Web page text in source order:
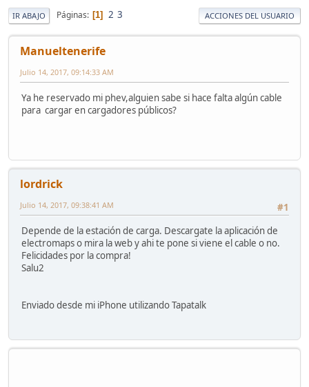
IR ABAJO Páginas 1 2 3 ACCIONES DEL USUARIO
Manueltenerife
Julio 14, 2017, 09:14:33 AM
Ya he reservado mi phev,alguien sabe si hace falta algún cable
para cargar en cargadores públicos?
lordrick
#1
Julio 14, 2017, 09:38:41 AM
Depende de la estación de carga. Descargate la aplicación de
electromaps o mira la web y ahi te pone si viene el cable o no.
Felicidades por la compra!
Salu2
Enviado desde mi iPhone utilizando Tapatalk